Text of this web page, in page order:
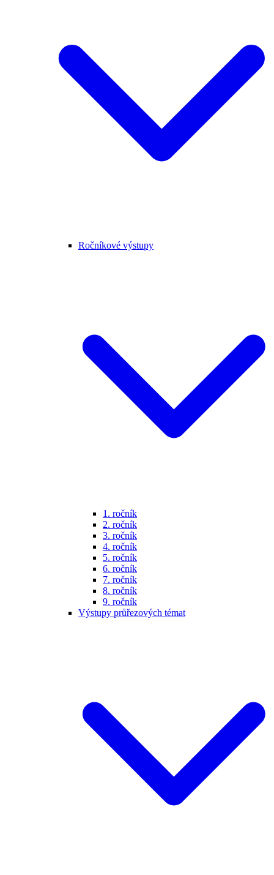
Ročníkové výstupy
1. ročník
2. ročník
3. ročník
4. ročník
5. ročník
6. ročník
7. ročník
8. ročník
9. ročník
Výstupy průřezových témat